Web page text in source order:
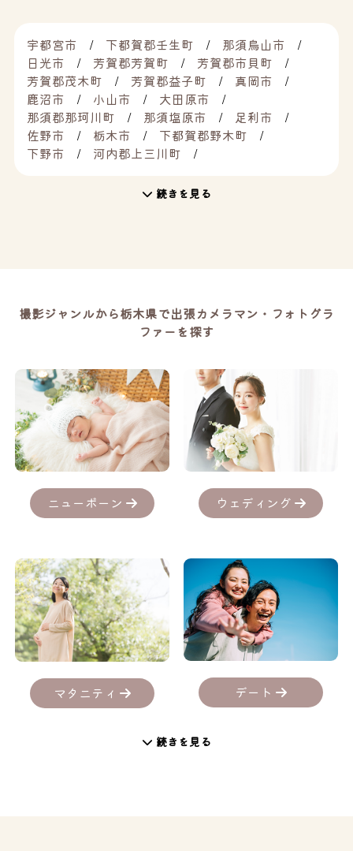
宇都宮市 下都賀郡壬生町
那須烏山市
日光市
芳賀郡芳賀町
芳賀郡市貝町
芳賀郡茂木町
芳賀郡益子町
真岡市
鹿沼市
小山市
大田原市
那須郡那珂川町
那須塩原市
足利市
佐野市
栃木市
下都賀郡野木町
下野市
河内郡上三川町
続きを見る
撮影ジャンルから栃木県で出張カメラマン・フォトグラ
ファーを探す
ニューボーン ウェディング
マタニティ デート
続きを見る